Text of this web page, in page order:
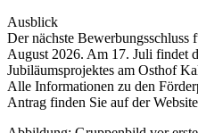
Ausblick
Der nächste Bewerbungsschluss
August 2026. Am 17. Juli findet
Jubiläumsprojektes am Osthof
Alle Informationen zu den
Antrag finden Sie auf der